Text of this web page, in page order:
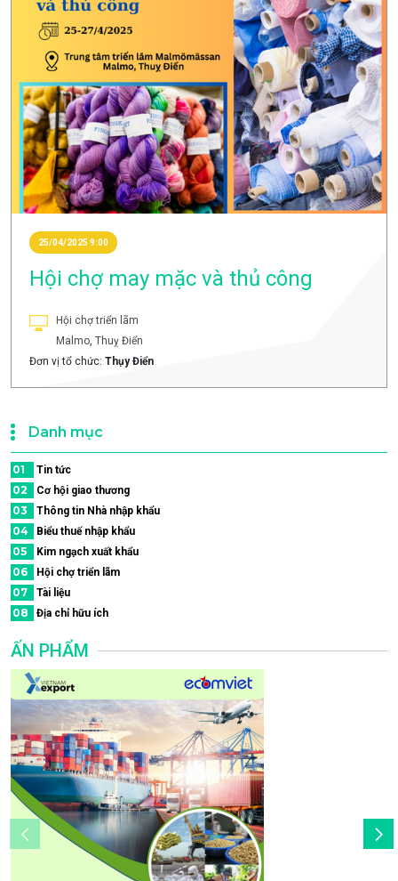
25/04/2025 9:00
Hội chợ may mặc và thủ công
Hội chợ triển lãm
Malmo, Thuỵ Điển
Đơn vị tổ chức: Thụy Điển
Danh mục
01 Tin tức
02 Cơ hội giao thương
03 Thông tin Nhà nhập khẩu
04 Biểu thuế nhập khẩu
05 Kim ngạch xuất khẩu
06 Hội chợ triển lãm
07 Tài liệu
08 Địa chỉ hữu ích
ẤN PHẨM